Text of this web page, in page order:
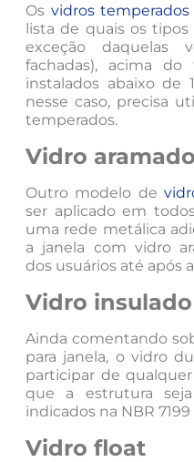
Os vidros temperados
lista de quais os
exceção daquelas
fachadas), acima
instalados abaixo de
nesse caso, precisa
temperados.
Vidro aramado
Outro modelo de
ser aplicado em
uma rede metálica
a janela com vidro
dos usuários até após
Vidro insulado
Ainda comentando
para janela, o vidro
participar de
que a estrutura
indicados na NBR
Vidro float